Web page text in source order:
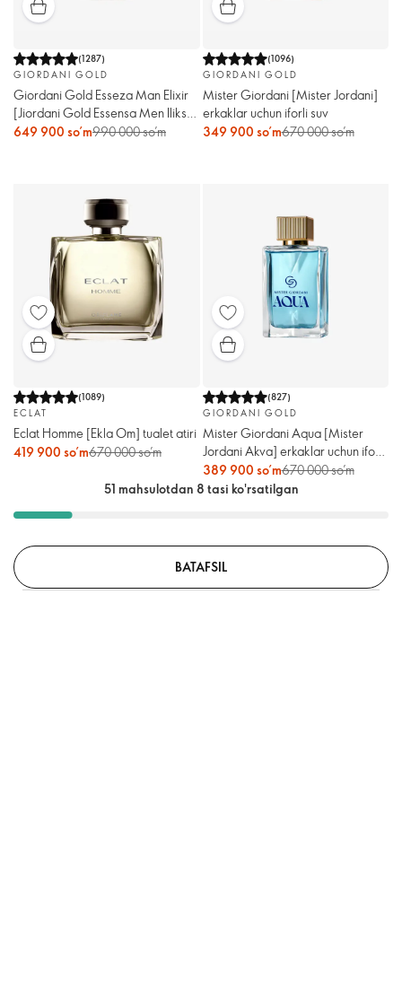
(1287)
GIORDANI GOLD
Giordani Gold Esseza Man Elixir
[Jiordani Gold Essensa Men Ilikse]
erkaklar atiri
649 900 so’m990 000 so’m
(1096)
GIORDANI GOLD
Mister Giordani [Mister Jordani]
erkaklar uchun iforli suv
349 900 so’m670 000 so’m
(1089)
ECLAT
Eclat Homme [Ekla Оm] tualet atiri
419 900 so’m670 000 so’m
(827)
GIORDANI GOLD
Mister Giordani Aqua [Mister
Jordani Akva] erkaklar uchun iforli
suv
389 900 so’m670 000 so’m
51 mahsulotdan 8 tasi ko'rsatilgan
BATAFSIL